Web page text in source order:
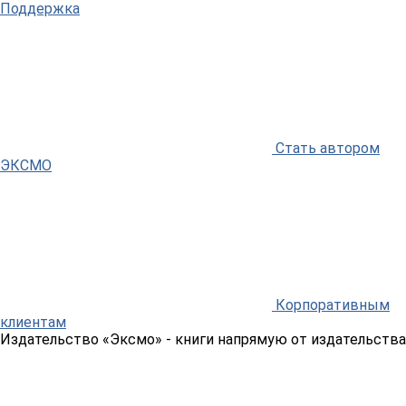
Поддержка
Стать автором
ЭКСМО
Корпоративным
клиентам
Издательство «Эксмо» - книги напрямую от издательства